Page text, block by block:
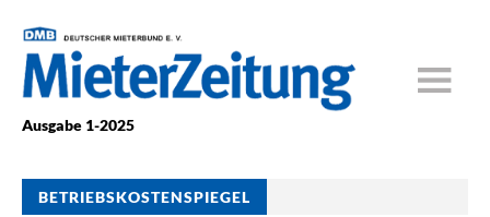
Ausgabe 1-2025
BETRIEBSKOSTENSPIEGEL